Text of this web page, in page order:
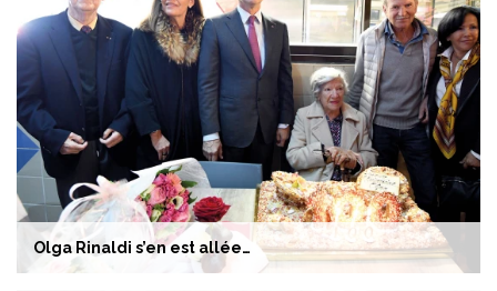
Olga Rinaldi s’en est allée…